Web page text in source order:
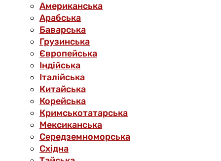
Американська
Арабська
Баварська
Грузинська
Європейська
Індійська
Італійська
Китайська
Корейська
Кримськотатарська
Мексиканська
Середземноморська
Східна